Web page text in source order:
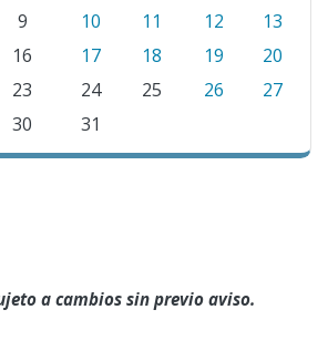
9 10 11 12
13
16 17 18 19
20
23 24 25 26
27
30 31
a cambios sin previo aviso.